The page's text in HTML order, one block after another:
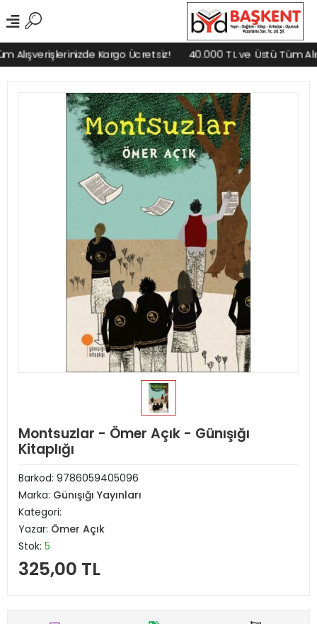
Alışverişlerinizde Kargo Ücretsiz! 40.000 TL ve Üstü Tüm
Montsuzlar - Ömer Açık - Günışığı
Kitaplığı
Barkod: 9786059405096
Marka: Günışığı Yayınları
Kategori:
Yazar: Ömer Açık
Stok: 5
325,00 TL